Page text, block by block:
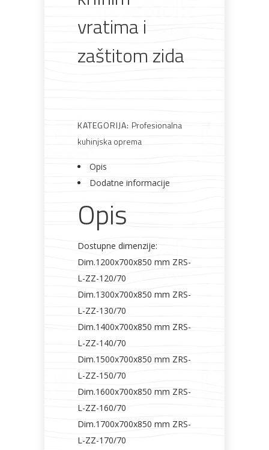
lakovi materijali
vratima i
zaštitom zida
KATEGORIJA: Profesionalna
kuhinjska oprema
Opis
Dodatne informacije
Opis
Dostupne dimenzije:
Dim.1200x700x850 mm ZRS-
L-ZZ-120/70
Dim.1300x700x850 mm ZRS-
L-ZZ-130/70
Dim.1400x700x850 mm ZRS-
L-ZZ-140/70
Dim.1500x700x850 mm ZRS-
L-ZZ-150/70
Dim.1600x700x850 mm ZRS-
L-ZZ-160/70
Dim.1700x700x850 mm ZRS-
L-ZZ-170/70